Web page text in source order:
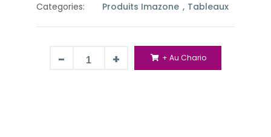
Categories: Produits Imazone Tableaux
- + + Au Chario